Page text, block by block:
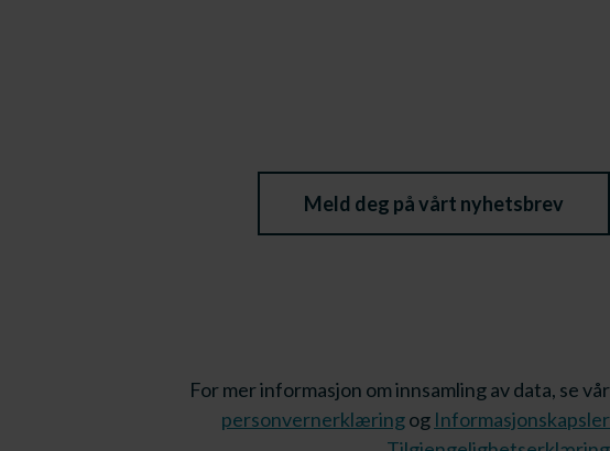
Meld deg på vårt nyhetsbrev
For mer informasjon om innsamling av data, se vår
personvernerklæringog Informasjonskapsler